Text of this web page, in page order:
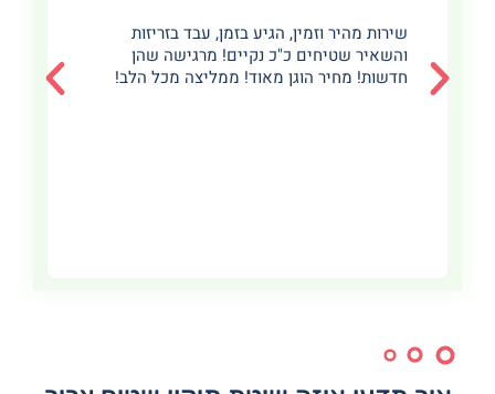
שירות מהיר וזמין, הגיע בזמן, עבד בזריזות
והשאיר שטיחים כ"כ נקיים! מרגישה שהן
חדשות! מחיר הוגן מאוד! ממליצה מכל הלב!